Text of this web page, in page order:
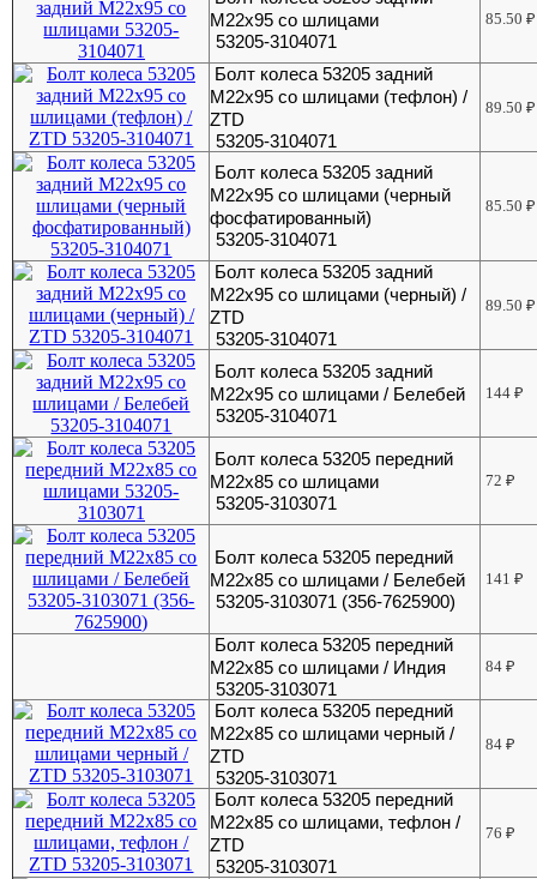
М22х95 со шлицами
53205-3104071
85.50₽
Болт колеса 53205 задний
М22х95 со шлицами (тефлон) /
ZTD
53205-3104071
89.50₽
Болт колеса 53205 задний
М22х95 со шлицами (черный
фосфатированный)
53205-3104071
85.50₽
Болт колеса 53205 задний
М22х95 со шлицами (черный) /
ZTD
53205-3104071
89.50₽
Болт колеса 53205 задний
М22х95 со шлицами / Белебей
53205-3104071
144₽
Болт колеса 53205 передний
М22х85 со шлицами
53205-3103071
72₽
Болт колеса 53205 передний
М22х85 со шлицами / Белебей
53205-3103071 (356-7625900)
141₽
Болт колеса 53205 передний
М22х85 со шлицами / Индия
53205-3103071
84₽
Болт колеса 53205 передний
М22х85 со шлицами черный /
ZTD
53205-3103071
84₽
Болт колеса 53205 передний
М22х85 со шлицами, тефлон /
ZTD
53205-3103071
76₽